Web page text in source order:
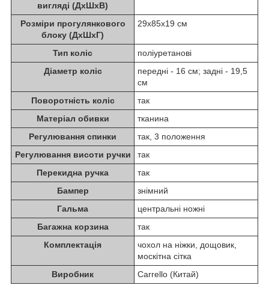
вигляді (ДхШхВ)
Розміри прогулянкового
блоку (ДхШхГ)
29х85х19 см
Тип коліс
поліуретанові
Діаметр коліс
передні - 16 см; задні - 19,5
см
Поворотність коліс
так
Матеріал обивки
тканина
Регулювання спинки
так, 3 положення
Регулювання висоти ручки
так
Перекидна ручка
так
Бампер
знімний
Гальма
центральні ножні
Багажна корзина
так
Комплектація
чохол на ніжки, дощовик,
москітна сітка
Виробник
Carrello (Китай)